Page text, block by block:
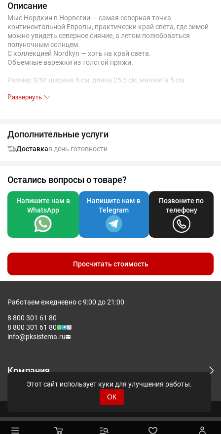
Описание
Мыс Нордкин в Норвегии — самая северная точка
континентальной Европы, практически край света, где зимой
можно увидеть северное сияние, а летом полюбоваться
полуночным солнцем.
С коллекцией Nordkyn — хоть на край света.
Объемные варежки из толстой пряжи.
Размер S/M: ширина 8 см, длина 25,5 см, манжета 5 см
Развернуть
Дополнительные услуги
Доставкав день готовности
Остались вопросы о товаре?
Напишите нам в
WhatsApp
Напишите нам в
Telegram
Позвоните по
телефону
Просчитать стоимость
Работаем ежедневно с 9:00 до 21:00
8 800 301 61 80
8 800 301 61 80
info@pksistema.ru
Компания
Этот сайт использует куки для улучшения работы.
ОК